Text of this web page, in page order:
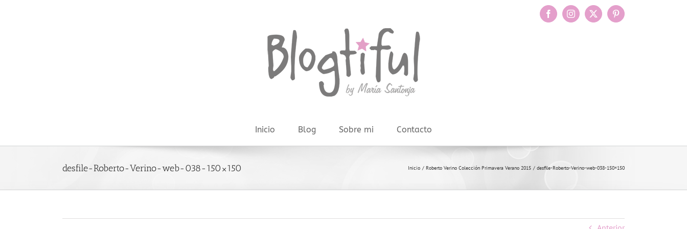
FacebookInstagram
X Pinterest
Inicio Blog Sobre mi Contacto
desfile-Roberto-Verino-web-038-150×150 Inicio Roberto Verino Colección Primavera Verano 2015 desfile-Roberto-Verino-web-038-150×150